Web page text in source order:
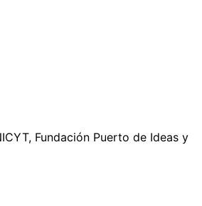
Fundación Puerto de Ideas y